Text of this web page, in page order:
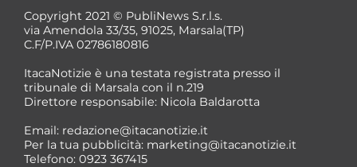
Copyright 2021 © PubliNews S.r.l.s.
via Amendola 33/35, 91025, Marsala(TP)
C.F/P.IVA 02786180816
ItacaNotizie è una testata registrata presso il
tribunale di Marsala con il n.219
Direttore responsabile: Nicola Baldarotta
Email: redazione@itacanotizie.it
Per la tua pubblicità: marketing@itacanotizie.it
Telefono: 0923 367415